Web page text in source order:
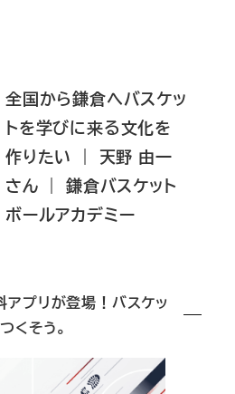
全国から鎌倉へバスケッ
トを学びに来る文化を
作りたい ｜ 天野 由一
さん ｜ 鎌倉バスケット
ボールアカデミー
プリが登場！バスケッ
くそう。